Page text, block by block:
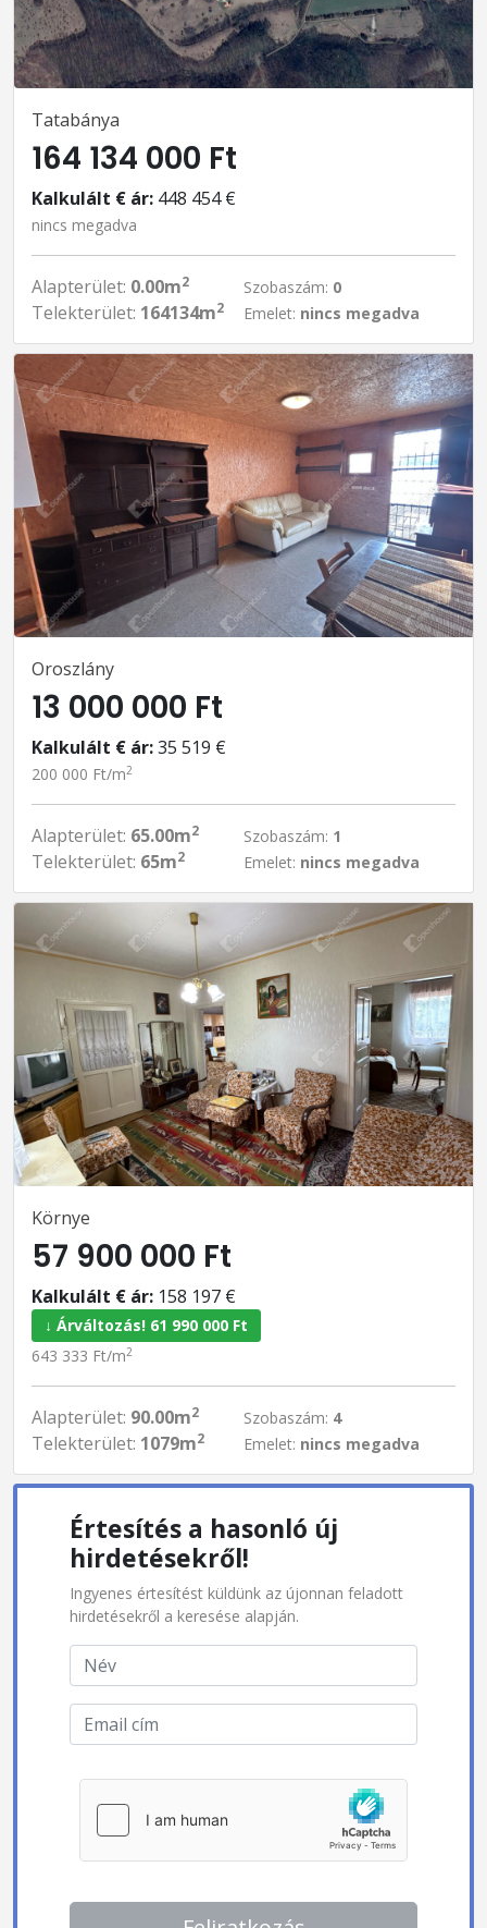
Tatabánya
164 134 000 Ft
Kalkulált € ár: 448 454 €
nincs megadva
Alapterület: 0.00m2
Telekterület: 164134m2
Szobaszám: 0
Emelet: nincs megadva
Oroszlány
13 000 000 Ft
Kalkulált € ár:35 519 €
200 000 Ft/m2
Alapterület: 65.00m2
Telekterület: 65m2
Szobaszám: 1
Emelet: nincs megadva
Környe
57 900 000 Ft
Kalkulált € ár: 158 197 €
↓ Árváltozás! 61 990 000 Ft
643 333 Ft/m2
Alapterület: 90.00m2
Telekterület: 1079m2
Szobaszám: 4
Emelet: nincs megadva
Értesítés a hasonló új
hirdetésekről!
Ingyenes értesítést küldünk az újonnan feladott
hirdetésekről a keresése alapján.